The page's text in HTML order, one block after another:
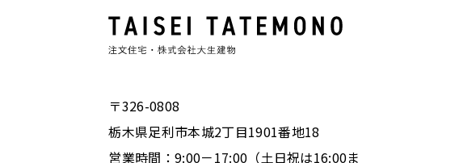
〒326-0808
栃木県足利市本城2丁目1901番地18
営業時間：9:00－17:00（土日祝は16:00ま